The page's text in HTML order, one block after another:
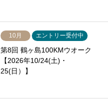
10月 エントリー受付中
第8回 鶴ヶ島100KMウオーク
【2026年10/24(土)・
25(日）】